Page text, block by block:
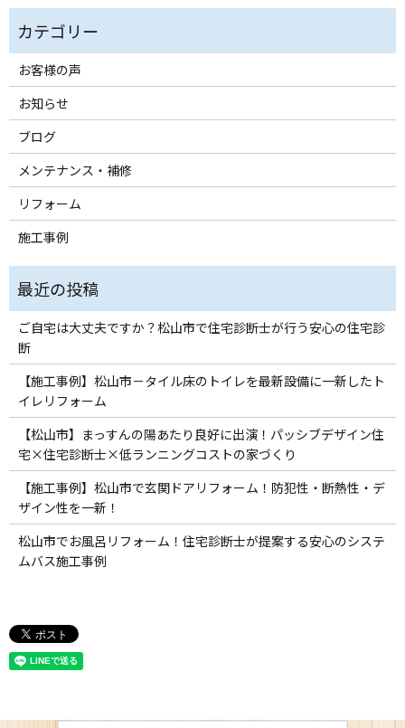
お客様の声
お知らせ
ブログ
メンテナンス・補修
リフォーム
施工事例
ご自宅は大丈夫ですか？松山市で住宅診断士が行う安心の住宅診
断
【施工事例】松山市－タイル床のトイレを最新設備に一新したト
イレリフォーム
【松山市】まっすんの陽あたり良好に出演！パッシブデザイン住
宅×住宅診断士×低ランニングコストの家づくり
【施工事例】松山市で玄関ドアリフォーム！防犯性・断熱性・デ
ザイン性を一新！
松山市でお風呂リフォーム！住宅診断士が提案する安心のシステ
ムバス施工事例